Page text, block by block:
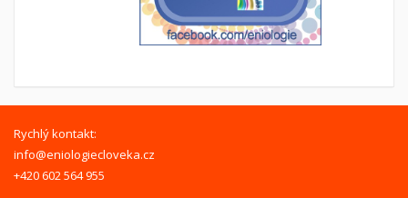
Rychlý kontakt:
info@eniologiecloveka.cz
+420 602 564 955